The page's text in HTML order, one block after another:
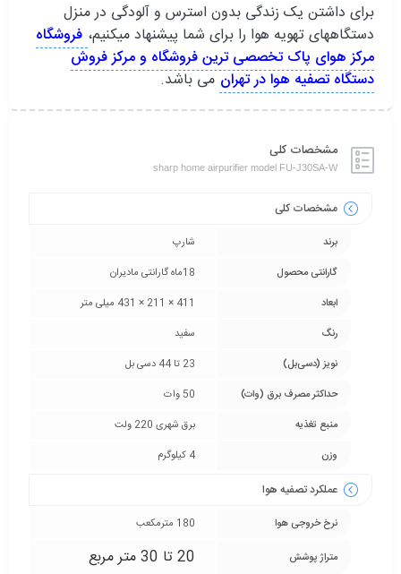
برای داشتن یک زندگی بدون استرس و آلودگی در منزل
دستگاههای تهویه هوا را برای شما پیشنهاد میکنیم، فروشگاه
مرکز هوای پاک تخصصی ترین فروشگاه و مرکز فروش
دستگاه تصفیه هوا در تهران می باشد.
مشخصات کلی
sharp home airpurifier model FU-J30SA-W
مشخصات کلی
برند
شارپ
گارانتی محصول
18ماه گارانتی مادیران
ابعاد
411 × 211 × 431 میلی متر
رنگ
سفید
نویز (دسی‌بل)
23 تا 44 دسی بل
حداکثر مصرف برق (وات)
50 وات
منبع تغذیه
برق شهری 220 ولت
وزن
4 کیلوگرم
عملکرد تصفیه هوا
نرخ خروجی هوا 180 مترمکعب
متراژ پوشش 20 تا 30 متر مربع